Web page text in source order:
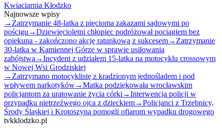
Kwiaciarnia Kłodzko
Najnowsze wpisy
→ Zatrzymanie 48-latka z pięcioma zakazami sądowymi po
pościgu →Dziewięcioletni chłopiec podróżował pociągiem bez
opiekuna - zakończono akcję ratunkową z sukcesem→ Zatrzymanie
30-latka w Kamiennej Górze w sprawie usiłowania
zabójstwa →Incydent z udziałem 15-latka na motocyklu crossowym
w Nowej Wsi Grodziskiej
→ Zatrzymano motocyklistę z kradzionym jednośladem i pod
wpływem narkotyków→Matka podziękowała wrocławskim
policjantom za uratowanie życia córki →Interwencja policji w
przypadku nietrzeźwego ojca z dzieckiem→Policjanci z Trzebnicy,
Środy Śląskiej i Krotoszyna pomogli ofiarom wypadku drogowego
tvkklodzko.pl